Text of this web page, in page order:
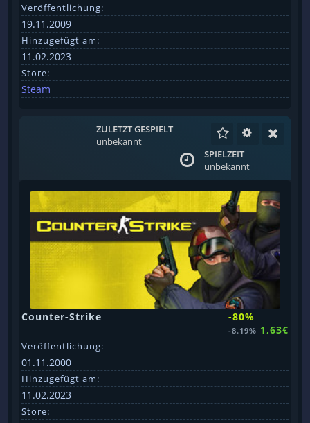
Veröffentlichung:
19.11.2009
Hinzugefügt am:
11.02.2023
Store:
Steam
ZULETZT GESPIELT
unbekannt
SPIELZEIT
unbekannt
Counter-Strike -80%
-8.19% 1,63€
Veröffentlichung:
01.11.2000
Hinzugefügt am:
11.02.2023
Store: